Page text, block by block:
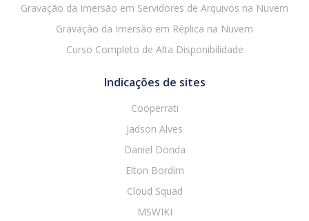
Gravação da Imersão em Servidores de Arquivos na Nuvem
Gravação da Imersão em Réplica na Nuvem
Curso Completo de Alta Disponibilidade
Indicações de sites
Cooperrati
Jadson Alves
Daniel Donda
Elton Bordim
Cloud Squad
MSWIKI